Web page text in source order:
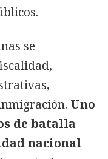
se
Uno
de batalla
nacional